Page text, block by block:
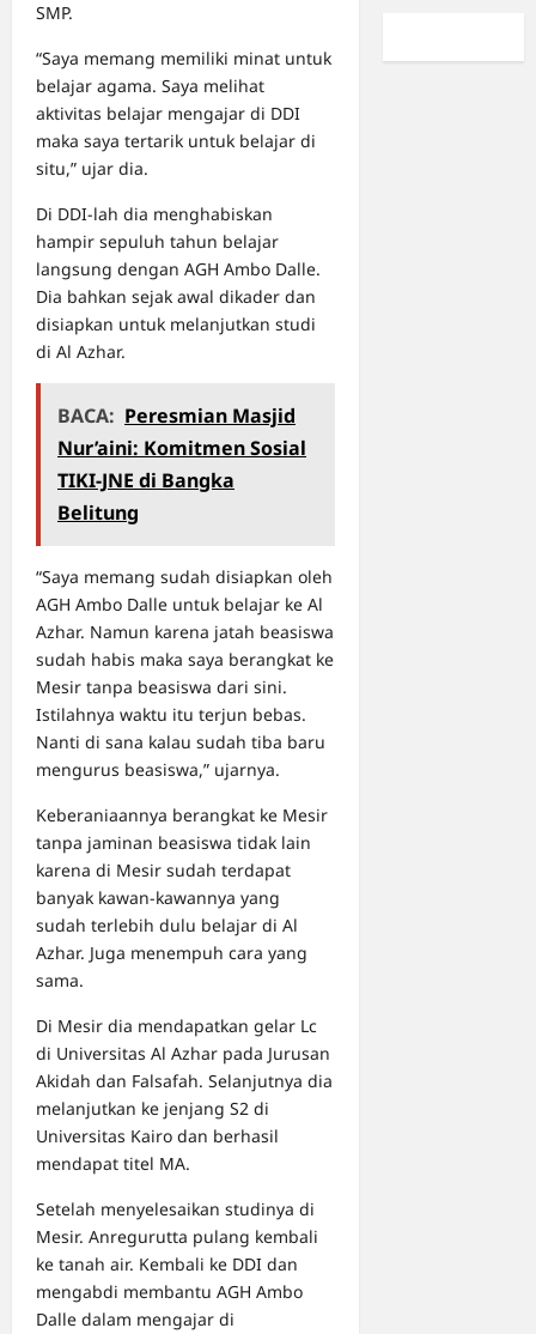
SMP.
“Saya memang memiliki minat untuk
belajar agama. Saya melihat
aktivitas belajar mengajar di DDI
maka saya tertarik untuk belajar di
situ,” ujar dia.
Di DDI-lah dia menghabiskan
hampir sepuluh tahun belajar
langsung dengan AGH Ambo Dalle.
Dia bahkan sejak awal dikader dan
disiapkan untuk melanjutkan studi
di Al Azhar.
BACA: Peresmian Masjid
Nur’aini: Komitmen Sosial
TIKI-JNE di Bangka
Belitung
“Saya memang sudah disiapkan oleh
AGH Ambo Dalle untuk belajar ke Al
Azhar. Namun karena jatah beasiswa
sudah habis maka saya berangkat ke
Mesir tanpa beasiswa dari sini.
Istilahnya waktu itu terjun bebas.
Nanti di sana kalau sudah tiba baru
mengurus beasiswa,” ujarnya.
Keberaniaannya berangkat ke Mesir
tanpa jaminan beasiswa tidak lain
karena di Mesir sudah terdapat
banyak kawan-kawannya yang
sudah terlebih dulu belajar di Al
Azhar. Juga menempuh cara yang
sama.
Di Mesir dia mendapatkan gelar Lc
di Universitas Al Azhar pada Jurusan
Akidah dan Falsafah. Selanjutnya dia
melanjutkan ke jenjang S2 di
Universitas Kairo dan berhasil
mendapat titel MA.
Setelah menyelesaikan studinya di
Mesir. Anregurutta pulang kembali
ke tanah air. Kembali ke DDI dan
mengabdi membantu AGH Ambo
Dalle dalam mengajar di